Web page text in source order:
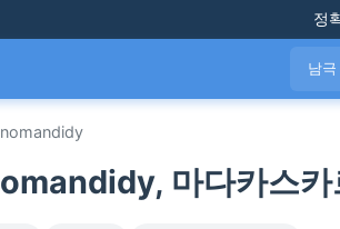
정
남극
마다카스